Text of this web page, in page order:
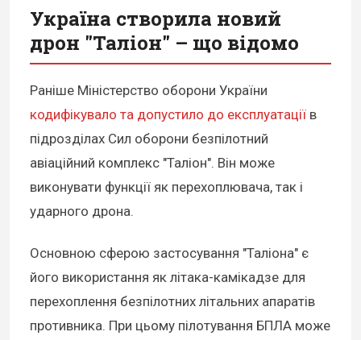
Україна створила новий
дрон "Таліон" – що відомо
Раніше Міністерство оборони України
кодифікувало та допустило до експлуатації в
підрозділах Сил оборони безпілотний
авіаційний комплекс "Таліон". Він може
виконувати функції як перехоплювача, так і
ударного дрона.
Основною сферою застосування "Таліона" є
його використання як літака-камікадзе для
перехоплення безпілотних літальних апаратів
противника. При цьому пілотування БПЛА може